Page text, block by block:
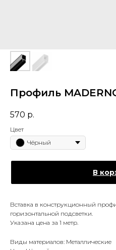
Профиль
570 р.
Цвет
Чёрный
В
Вставка в конструкционный
горизонтальной подсветки.
Указана цена за 1 метр.
Виды материалов: Металлические